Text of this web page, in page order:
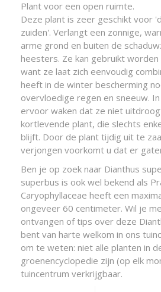
Plant voor een open ruimte.
Deze plant is zeer geschikt voor
zuiden'. Verlangt een zonnige,
arme grond en buiten de
heesters. Ze kan gebruikt
want ze laat zich eenvoudig
heeft in de winter bescherming
overvloedige regen en sneeuw.
ervoor waken dat ze niet
kortlevende plant, die slechts
blijft. Door de plant tijdig uit te
verjongen voorkomt u dat er
Ben je op zoek naar Dianthus
superbus is ook wel bekend als
Caryophyllaceae heeft een
ongeveer 60 centimeter. Wil je
ontvangen of tips over deze
bent van harte welkom in ons
om te weten: niet alle planten in
groenencyclopedie zijn (op elk
tuincentrum verkrijgbaar.